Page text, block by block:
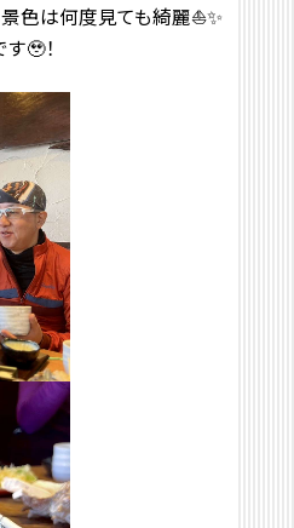
色は何度見ても綺麗⛵️✨
🥹！